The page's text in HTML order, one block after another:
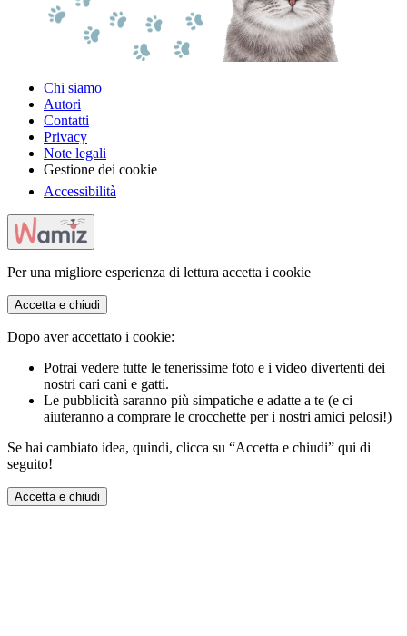
Chi siamo
Autori
Contatti
Privacy
Note legali
Gestione dei cookie
Accessibilità
Per una migliore esperienza di lettura accetta i cookie
Accetta e chiudi
Dopo aver accettato i cookie:
Potrai vedere tutte le tenerissime foto e i video divertenti dei
nostri cari cani e gatti.
Le pubblicità saranno più simpatiche e adatte a te (e ci
aiuteranno a comprare le crocchette per i nostri amici pelosi!)
Se hai cambiato idea, quindi, clicca su “Accetta e chiudi” qui di
seguito!
Accetta e chiudi